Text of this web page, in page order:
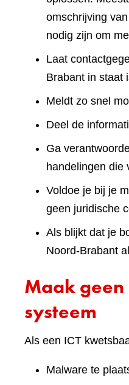
omschrijving
nodig zijn om
Laat
Brabant in staat
Meldt zo snel
Deel de
Ga
handelingen die
Voldoe je bij je
geen juridische
Als blijkt dat je
Noord-Brabant
Maak
systeem
Als een ICT
Malware te